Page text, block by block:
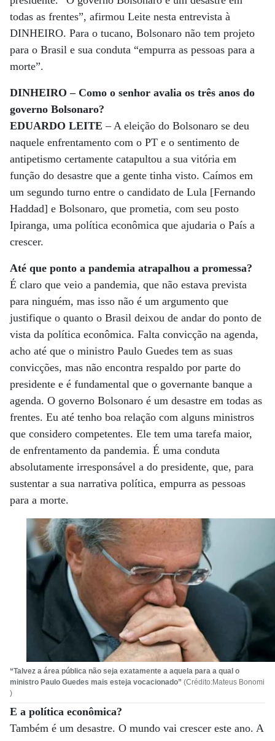
todas as frentes”, afirmou Leite nesta entrevista à
DINHEIRO. Para o tucano, Bolsonaro não tem projeto
para o Brasil e sua conduta “empurra as pessoas para a
morte”.
DINHEIRO – Como o senhor avalia os três anos do
governo Bolsonaro?
EDUARDO LEITE – A eleição do Bolsonaro se deu
naquele enfrentamento com o PT e o sentimento de
antipetismo certamente catapultou a sua vitória em
função do desastre que a gente tinha visto. Caímos em
um segundo turno entre o candidato de Lula [Fernando
Haddad] e Bolsonaro, que prometia, com seu posto
Ipiranga, uma política econômica que ajudaria o País a
crescer.
Até que ponto a pandemia atrapalhou a promessa?
É claro que veio a pandemia, que não estava prevista
para ninguém, mas isso não é um argumento que
justifique o quanto o Brasil deixou de andar do ponto de
vista da política econômica. Falta convicção na agenda,
acho até que o ministro Paulo Guedes tem as suas
convicções, mas não encontra respaldo por parte do
presidente e é fundamental que o governante banque a
agenda. O governo Bolsonaro é um desastre em todas as
frentes. Eu até tenho boa relação com alguns ministros
que considero competentes. Ele tem uma tarefa maior,
de enfrentamento da pandemia. É uma conduta
absolutamente irresponsável a do presidente, que, para
sustentar a sua narrativa política, empurra as pessoas
para a morte.
“Talvez a área pública não seja exatamente a aquela para a qual o
ministro Paulo Guedes mais esteja vocacionado” (Crédito:Mateus Bonomi
)
E a política econômica?
Também é um desastre. O mundo vai crescer este ano. A